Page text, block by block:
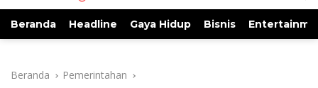
Beranda Headline Gaya Hidup Bisnis
Beranda Pemerintahan